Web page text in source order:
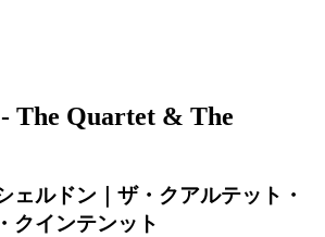
The Quartet & The
ェルドン｜ザ・クアルテット・
クインテンット